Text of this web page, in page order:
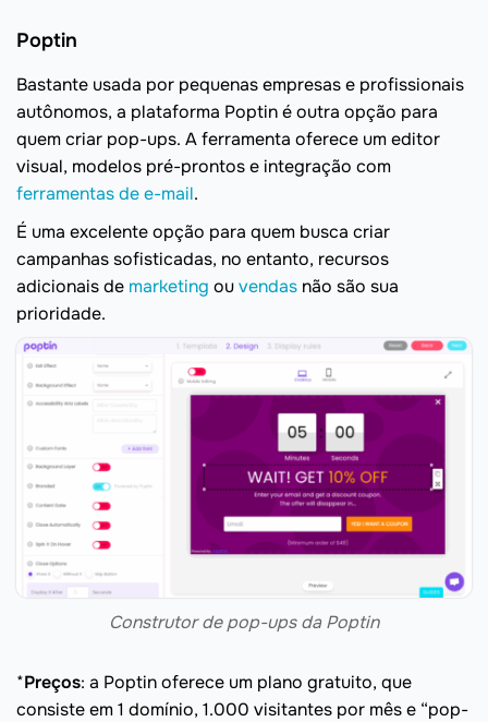
Poptin
Bastante usada por pequenas empresas e profissionais
autônomos, a plataforma Poptin é outra opção para
quem criar pop-ups. A ferramenta oferece um editor
visual, modelos pré-prontos e integração com
ferramentas de e-mail.
É uma excelente opção para quem busca criar
campanhas sofisticadas, no entanto, recursos
adicionais de marketing ouvendas não são sua
prioridade.
Construtor de pop-ups da Poptin
*Preços: a Poptin oferece um plano gratuito, que
consiste em 1 domínio, 1.000 visitantes por mês e “pop-